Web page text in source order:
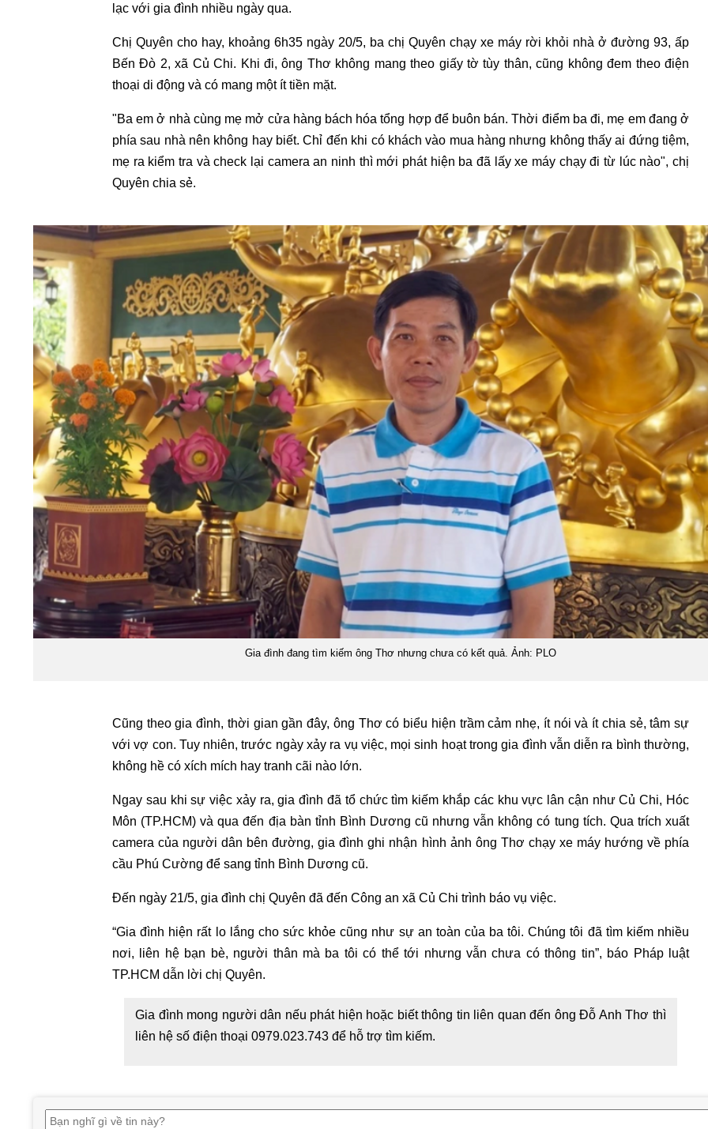
lạc với gia đình nhiều ngày qua.
Chị Quyên cho hay, khoảng 6h35 ngày 20/5, ba chị Quyên chạy xe máy rời khỏi nhà ở đường 93, ấp
Bến Đò 2, xã Củ Chi. Khi đi, ông Thơ không mang theo giấy tờ tùy thân, cũng không đem theo điện
thoại di động và có mang một ít tiền mặt.
"Ba em ở nhà cùng mẹ mở cửa hàng bách hóa tổng hợp để buôn bán. Thời điểm ba đi, mẹ em đang ở
phía sau nhà nên không hay biết. Chỉ đến khi có khách vào mua hàng nhưng không thấy ai đứng tiệm,
mẹ ra kiểm tra và check lại camera an ninh thì mới phát hiện ba đã lấy xe máy chạy đi từ lúc nào", chị
Quyên chia sẻ.
Gia đình đang tìm kiếm ông Thơ nhưng chưa có kết quả. Ảnh: PLO
Cũng theo gia đình, thời gian gần đây, ông Thơ có biểu hiện trầm cảm nhẹ, ít nói và ít chia sẻ, tâm sự
với vợ con. Tuy nhiên, trước ngày xảy ra vụ việc, mọi sinh hoạt trong gia đình vẫn diễn ra bình thường,
không hề có xích mích hay tranh cãi nào lớn.
Ngay sau khi sự việc xảy ra, gia đình đã tổ chức tìm kiếm khắp các khu vực lân cận như Củ Chi, Hóc
Môn (TP.HCM) và qua đến địa bàn tỉnh Bình Dương cũ nhưng vẫn không có tung tích. Qua trích xuất
camera của người dân bên đường, gia đình ghi nhận hình ảnh ông Thơ chạy xe máy hướng về phía
cầu Phú Cường để sang tỉnh Bình Dương cũ.
Đến ngày 21/5, gia đình chị Quyên đã đến Công an xã Củ Chi trình báo vụ việc.
“Gia đình hiện rất lo lắng cho sức khỏe cũng như sự an toàn của ba tôi. Chúng tôi đã tìm kiếm nhiều
nơi, liên hệ bạn bè, người thân mà ba tôi có thể tới nhưng vẫn chưa có thông tin”, báo Pháp luật
TP.HCM dẫn lời chị Quyên.
Gia đình mong người dân nếu phát hiện hoặc biết thông tin liên quan đến ông Đỗ Anh Thơ thì
liên hệ số điện thoại 0979.023.743 để hỗ trợ tìm kiếm.